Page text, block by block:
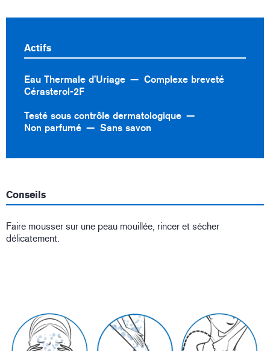
Actifs
Eau Thermale d’Uriage
Complexe breveté
Cérasterol-2F
Testé sous contrôle dermatologique
Non parfumé
Sans savon
Conseils
Faire mousser sur une peau mouillée, rincer et sécher
délicatement.